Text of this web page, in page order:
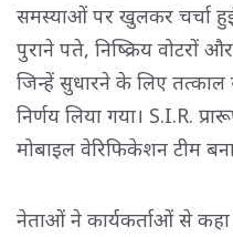
समस्याओं पर खुलकर चर्चा
पुराने पते, निष्क्रिय वोटरों
जिन्हें सुधारने के लिए
निर्णय लिया गया। S.I.R.
मोबाइल वेरिफिकेशन टीम
नेताओं ने कार्यकर्ताओं से